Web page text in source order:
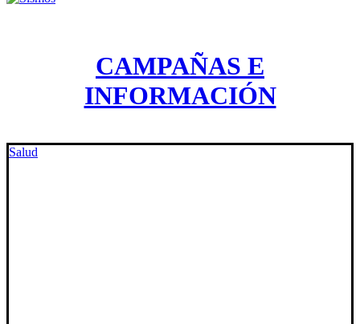
CAMPAÑAS E
INFORMACIÓN
Salud